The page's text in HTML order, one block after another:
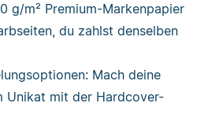
g/m² Premium-Markenpapier
du zahlst denselben
Mach deine
Unikat mit der Hardcover-